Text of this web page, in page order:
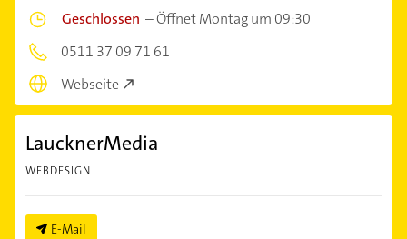
Geschlossen –Öffnet Montag um 09:30
0511 37 09 71 61
Webseite
LaucknerMedia
WEBDESIGN
E-Mail